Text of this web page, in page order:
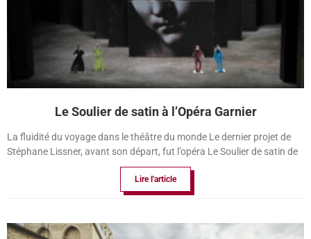
Le Soulier de satin à l’Opéra Garnier
La fluidité du voyage dans le théâtre du monde Le dernier projet de
Stéphane Lissner, avant son départ, fut l’opéra Le Soulier de satin de
Lire l'article